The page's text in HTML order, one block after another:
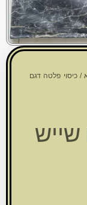
/ כיסוי פלטה דגם
שייש